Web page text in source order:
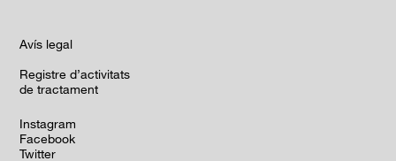
Avís legal
Registre d’activitats
de tractament
Instagram
Facebook
Twitter